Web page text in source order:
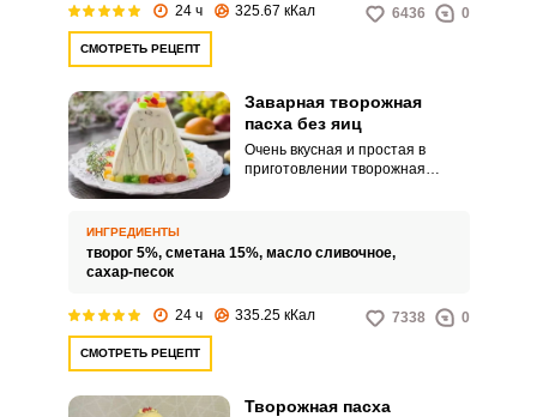
24 ч 325.67 кКал 6436 0
СМОТРЕТЬ РЕЦЕПТ
Заварная творожная
пасха без яиц
Очень вкусная и простая в
приготовлении творожная
отсутствуют яйца, а также
используется молочные
ИНГРЕДИЕНТЫ
творог 5%, сметана 15%, масло сливочное,
сахар-песок
24 ч 335.25 кКал 7338 0
СМОТРЕТЬ РЕЦЕПТ
Творожная пасха